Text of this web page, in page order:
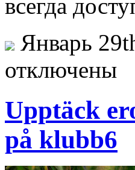
всегда
Январь
отключены
Upptäck
på klubb6